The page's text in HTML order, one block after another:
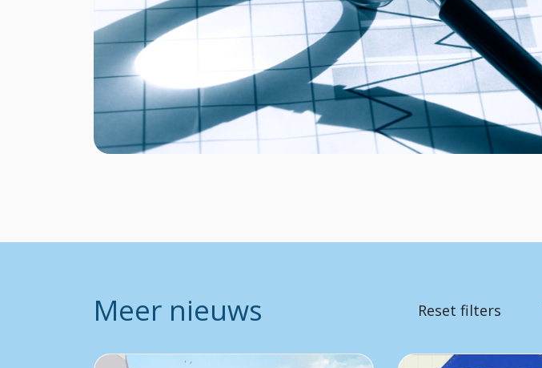
Meer nieuws Reset filters